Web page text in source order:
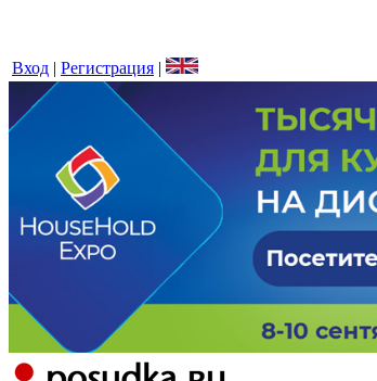
Вход | Регистрация |